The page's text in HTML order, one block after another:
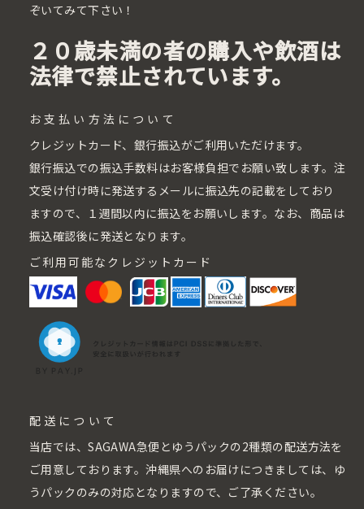
ぞいてみて下さい！
２０歳未満の者の購入や飲酒は
法律で禁止されています。
お支払い方法について
クレジットカード、銀行振込がご利用いただけます。
銀行振込での振込手数料はお客様負担でお願い致します。注
文受け付け時に発送するメールに振込先の記載をしており
ますので、１週間以内に振込をお願いします。なお、商品は
振込確認後に発送となります。
ご利用可能なクレジットカード
配送について
当店では、SAGAWA急便とゆうパックの2種類の配送方法を
ご用意しております。沖縄県へのお届けにつきましては、ゆ
うパックのみの対応となりますので、ご了承ください。